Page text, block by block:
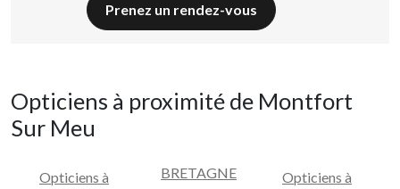
Prenez un rendez-vous
Opticiens à proximité de Montfort
Sur Meu
Opticiens à
BRETAGNE
Opticiens à